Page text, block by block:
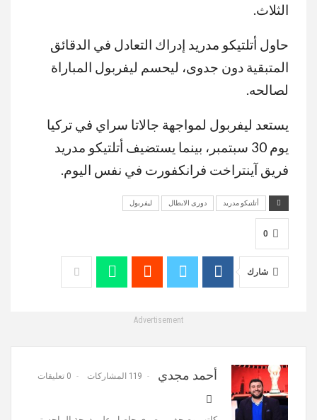
الثلاث.
حاول أتلتيكو مدريد إدراك التعادل في الدقائق
المتبقية دون جدوى، ليحسم ليفربول المباراة
لصالحه.
يستعد ليفربول لمواجهة جالاتا سراي في تركيا
يوم 30 سبتمبر، بينما يستضيف أتلتيكو مدريد
فريق آينتراخت فرانكفورت في نفس اليوم.
أتلتيكو مدريد دورى الابطال ليفربول
0
شارك
Advertisement
أحمد مجدي 119 المشاركات 0 تعليقات